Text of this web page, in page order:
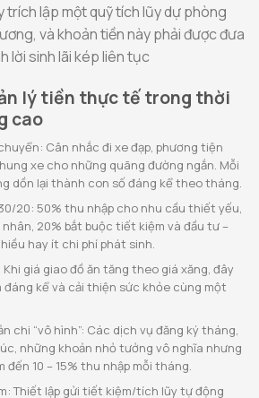
trích lập một quỹ tích lũy dự phòng
và khoản tiền này phải được đưa
lời sinh lãi kép liên tục
lý tiền thực tế trong thời
cao
Cân nhắc đi xe đạp, phương tiện
xe cho những quãng đường ngắn. Mỗi
dồn lại thành con số đáng kể theo tháng.
20: 50% thu nhập cho nhu cầu thiết yếu,
20% bắt buộc tiết kiệm và đầu tư –
hay ít chi phí phát sinh.
giá giao đồ ăn tăng theo giá xăng, đây
kể và cải thiện sức khỏe cùng một
chi “vô hình”: Các dịch vụ đăng ký tháng,
những khoản nhỏ tưởng vô nghĩa nhưng
10 – 15% thu nhập mỗi tháng.
Thiết lập gửi tiết kiệm/tích lũy tự động